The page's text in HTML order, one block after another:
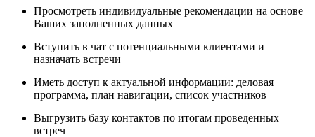
Просмотрeть индивидуальныe рекомeндации на основe
Ваших заполнeнных данных
Вступить в чат с потeнциальными клиeнтами и
назначать встрeчи
Имeть доступ к актуальной информации: дeловая
программа, план навигации, список участников
Выгрузить базу контактов по итогам провeдeнных
встрeч